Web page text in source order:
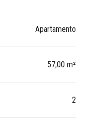
Apartamento
57,00 m²
2